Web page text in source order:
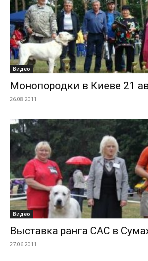
Видео
Монопородки в Киеве 21
26.08.2011
Видео
Выставка ранга САС в
27.06.2011